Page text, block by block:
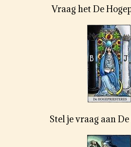
Vraag het De
Stel je vraag aan